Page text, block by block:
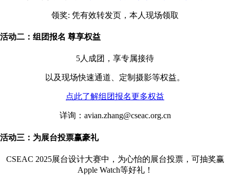
领奖: 凭有效转发页，本人现场领取
活动二：组团报名 尊享权益
5人成团，享专属接待
以及现场快速通道、定制摄影等权益。
点此了解组团报名更多权益
详询：avian.zhang@cseac.org.cn
活动三：为展台投票赢豪礼
CSEAC 2025展台设计大赛中，为心怡的展台投票，可抽奖赢
Apple Watch等好礼！